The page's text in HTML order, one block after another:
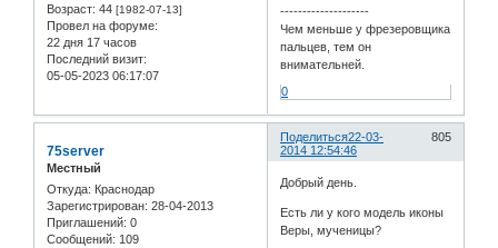
Возраст: 44 [1982-07-13]
Провел на форуме:
22 дня 17 часов
Последний визит:
05-05-2023 06:17:07
--------------------
Чем меньше у фрезеровщика
пальцев, тем он
внимательней.
0
Поделиться 805
22-03-
2014 12:54:46
75server
Местный
Откуда: Краснодар
Зарегистрирован: 28-04-2013
Приглашений: 0
Сообщений: 109
Добрый день.
Есть ли у кого модель иконы
Веры, мученицы?